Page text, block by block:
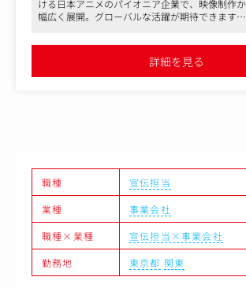
・宣伝イベントの実施・出展
・広告出稿、宣伝制作物、関連商品のディ
・宣伝用映像などの制作
・各種媒体・メディア対応
ける日本アニメのパイオニア企業で、映像制作
幅広く展開。グローバルな活躍が期待できます
内外で影響力を発揮できるポジションです
●テレワーク制度が整備され、柔軟な働き方が可
9日と充実した休暇制度で、ワークライフバラン
詳細を見る
職種
宣伝担当
業種
事業会社
職種×業種
宣伝担当×事業会社
勤務地
東京都 関東